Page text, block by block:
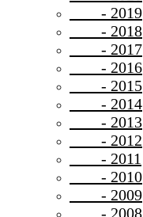
- 2019
- 2018
- 2017
- 2016
- 2015
- 2014
- 2013
- 2012
- 2011
- 2010
- 2009
- 2008